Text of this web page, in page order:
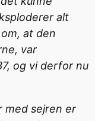
alt
at den
var
og vi derfor nu
med sejren er